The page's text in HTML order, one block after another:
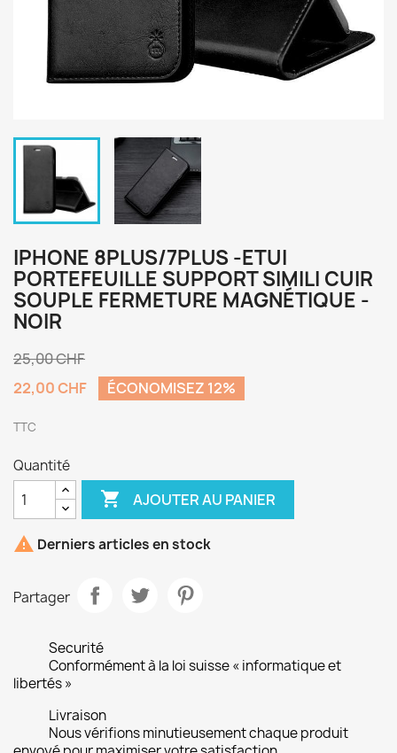
IPHONE 8PLUS/7PLUS -ETUI
PORTEFEUILLE SUPPORT SIMILI CUIR
SOUPLE FERMETURE MAGNÉTIQUE -
NOIR
25,00 CHF
22,00 CHF
ÉCONOMISEZ 12%
TTC
Quantité
 AJOUTER AU PANIER
 Derniers articles en stock
Partager
Securité
Conformément à la loi suisse « informatique et
libertés »
Livraison
Nous vérifions minutieusement chaque produit